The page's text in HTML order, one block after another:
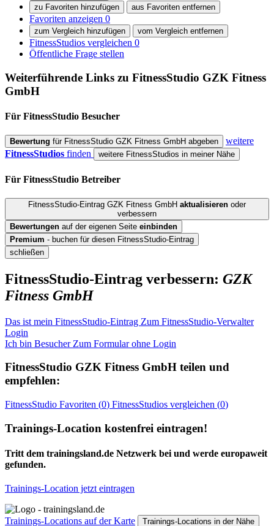
zu Favoriten hinzufügen
aus Favoriten entfernen
Favoriten anzeigen 0
zum Vergleich hinzufügen vom Vergleich entfernen
FitnessStudios vergleichen 0
Öffentliche Frage stellen
Weiterführende Links zu FitnessStudio GZK Fitness
GmbH
Für FitnessStudio Besucher
Bewertung für FitnessStudio GZK Fitness GmbH abgeben
weitere
FitnessStudios finden weitere FitnessStudios in meiner Nähe
Für FitnessStudio Betreiber
FitnessStudio-Eintrag GZK Fitness GmbH aktualisieren oder
verbessern
Bewertungen auf der eigenen Seite einbinden
Premium - buchen für diesen FitnessStudio-Eintrag
schließen
FitnessStudio-Eintrag verbessern: GZK
Fitness GmbH
Das ist mein FitnessStudio-Eintrag Zum FitnessStudio-Verwalter
Login
Ich bin Besucher Zum Formular ohne Login
FitnessStudio GZK Fitness GmbH teilen und
empfehlen:
FitnessStudio Favoriten (0) FitnessStudios vergleichen (0)
Trainings-Location kostenfrei eintragen!
Tritt dem trainingsland.de Netzwerk bei und werde europaweit
gefunden.
Trainings-Location jetzt eintragen
Trainings-Locations auf der Karte Trainings-Locations in der Nähe